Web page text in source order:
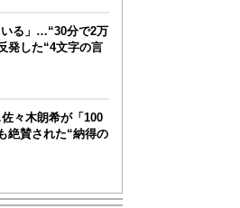
いる」…“30分で2万
発した“4文字の言
々木朗希が「100
絶賛された“納得の